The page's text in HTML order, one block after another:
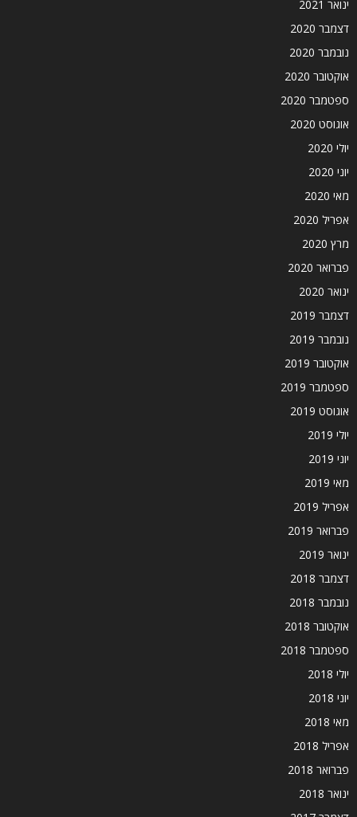
ינואר 2021
דצמבר 2020
נובמבר 2020
אוקטובר 2020
ספטמבר 2020
אוגוסט 2020
יולי 2020
יוני 2020
מאי 2020
אפריל 2020
מרץ 2020
פברואר 2020
ינואר 2020
דצמבר 2019
נובמבר 2019
אוקטובר 2019
ספטמבר 2019
אוגוסט 2019
יולי 2019
יוני 2019
מאי 2019
אפריל 2019
פברואר 2019
ינואר 2019
דצמבר 2018
נובמבר 2018
אוקטובר 2018
ספטמבר 2018
יולי 2018
יוני 2018
מאי 2018
אפריל 2018
פברואר 2018
ינואר 2018